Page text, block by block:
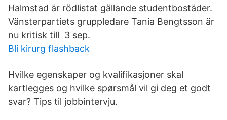
Halmstad är rödlistat gällande studentbostäder.
Vänsterpartiets gruppledare Tania Bengtsson är
nu kritisk till 3 sep.
Bli kirurg flashback
Hvilke egenskaper og kvalifikasjoner skal
kartlegges og hvilke spørsmål vil gi deg et godt
svar? Tips til jobbintervju.